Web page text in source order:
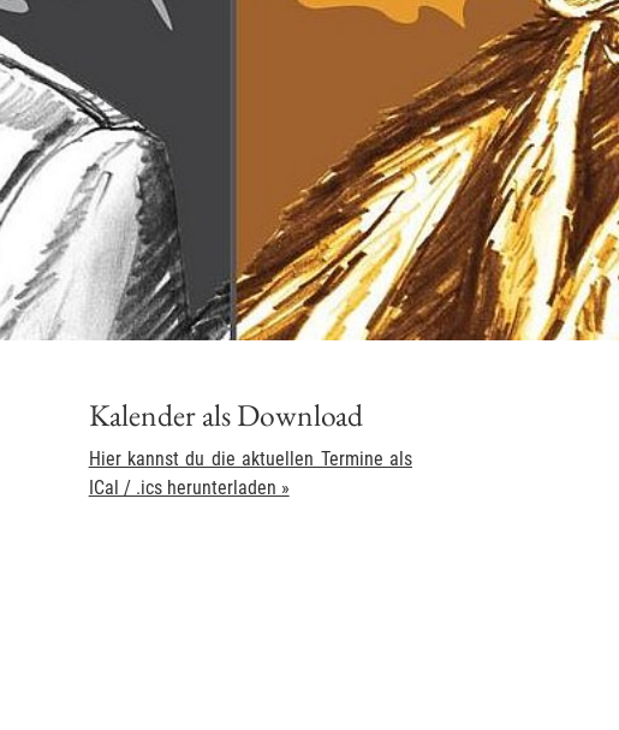
Kalender als Download
Hier kannst du die aktuellen Termine als
ICal / .ics herunterladen »